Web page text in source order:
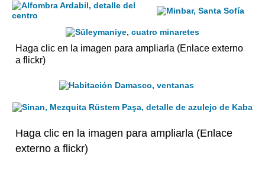
Haga clic en la imagen para ampliarla (Enlace externo
a flickr)
Haga clic en la imagen para ampliarla (Enlace
externo a flickr)